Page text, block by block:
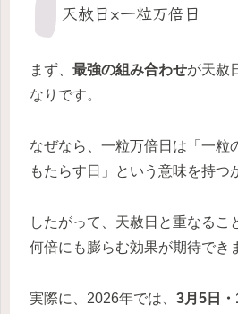
天赦日×一粒万倍日
まず、 最強の組み合わせが天赦
なりです。
なぜなら、一粒万倍日は「一粒
もたらす日」という意味を持つ
したがって、天赦日と重なるこ
何倍にも膨らむ効果が期待でき
実際に、2026年では、 3月5日・